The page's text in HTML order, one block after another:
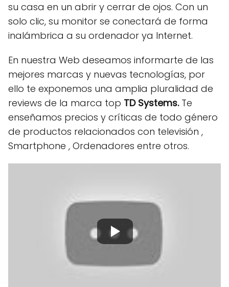
su casa en un abrir y cerrar de ojos. Con un
solo clic, su monitor se conectará de forma
inalámbrica a su ordenador ya Internet.
En nuestra Web deseamos informarte de las
mejores marcas y nuevas tecnologías, por
ello te exponemos una amplia pluralidad de
reviews de la marca top TD Systems.Te
enseñamos precios y críticas de todo género
de productos relacionados con televisión ,
Smartphone , Ordenadores entre otros.